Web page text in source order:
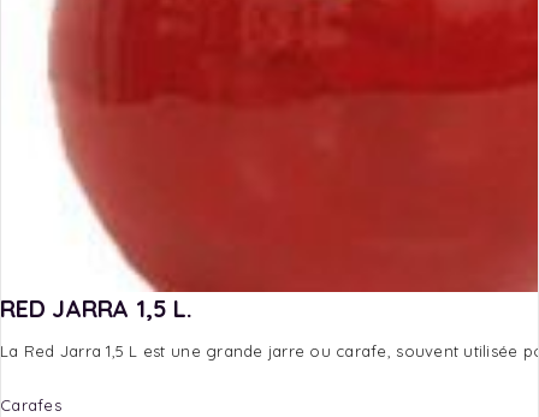
RED JARRA 1,5 L.
La Red Jarra 1,5 L est une grande jarre ou carafe, souvent utilisée
Carafes